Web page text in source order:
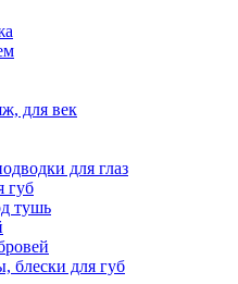
для век
для глаз
губ
тушь
блески для губ